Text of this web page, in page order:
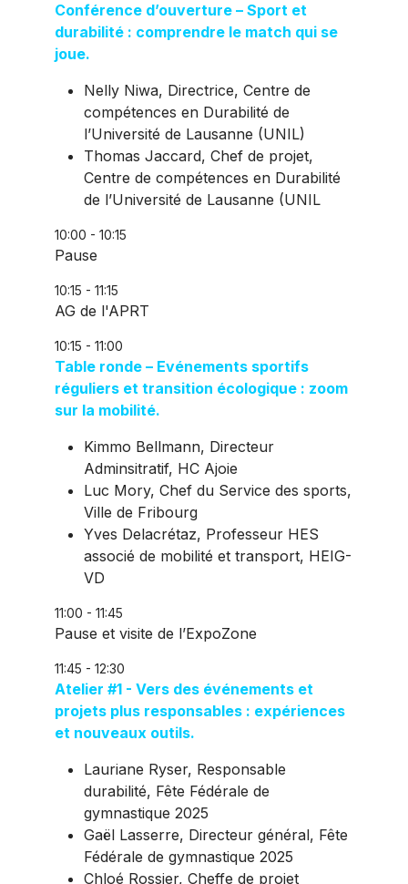
Conférence d’ouverture – Sport et
durabilité : comprendre le match qui se
joue.
Nelly Niwa, Directrice, Centre de
compétences en Durabilité de
l’Université de Lausanne (UNIL)
Thomas Jaccard, Chef de projet,
Centre de compétences en Durabilité
de l’Université de Lausanne (UNIL
10:00 - 10:15
Pause
10:15 - 11:15
AG de l'APRT
10:15 - 11:00
Table ronde – Evénements sportifs
réguliers et transition écologique : zoom
sur la mobilité.
Kimmo Bellmann, Directeur
Adminsitratif, HC Ajoie
Luc Mory, Chef du Service des sports,
Ville de Fribourg
Yves Delacrétaz, Professeur HES
associé de mobilité et transport, HEIG-
VD
11:00 - 11:45
Pause et visite de l’ExpoZone
11:45 - 12:30
Atelier #1 - Vers des événements et
projets plus responsables : expériences
et nouveaux outils.
Lauriane Ryser, Responsable
durabilité, Fête Fédérale de
gymnastique 2025
Gaël Lasserre, Directeur général, Fête
Fédérale de gymnastique 2025
Chloé Rossier, Cheffe de projet